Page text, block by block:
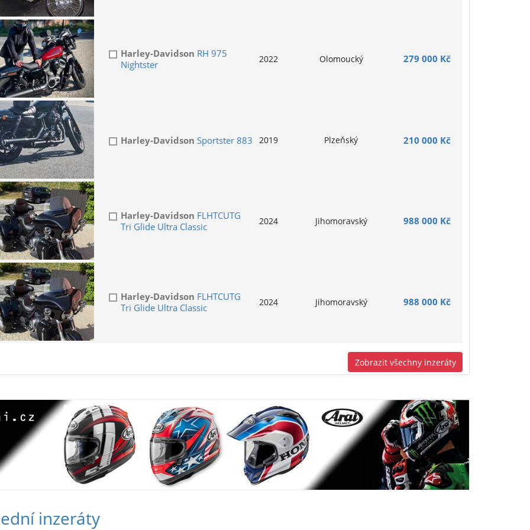
Harley-Davidson RH 975
Nightster
2022 Olomoucký 279 000 Kč
Harley-Davidson Sportster 883 2019 Plzeňský 210 000 Kč
Harley-Davidson FLHTCUTG
Tri Glide Ultra Classic
2024 Jihomoravský 988 000 Kč
Harley-Davidson FLHTCUTG
Tri Glide Ultra Classic
2024 Jihomoravský 988 000 Kč
Zobrazit všechny inzeráty
inzeráty